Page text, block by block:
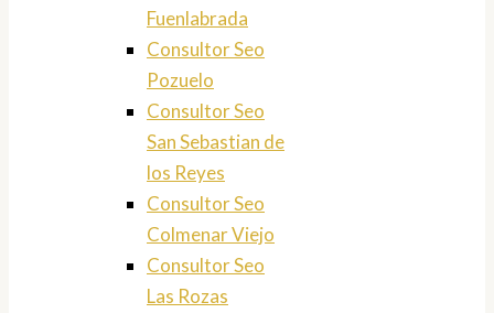
Fuenlabrada
Consultor Seo
Pozuelo
Consultor Seo
San Sebastian de
los Reyes
Consultor Seo
Colmenar Viejo
Consultor Seo
Las Rozas